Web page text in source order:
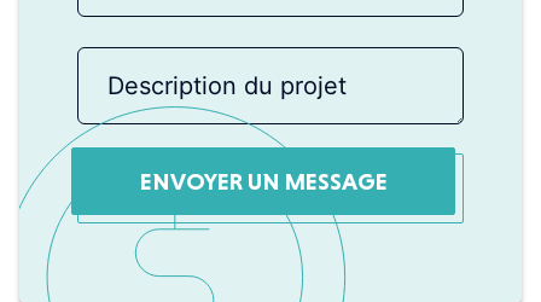
ENVOYER UN MESSAGE